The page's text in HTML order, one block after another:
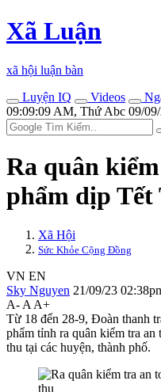
Xã Luận
xã hội luận bàn
Luyện IQ
Videos
09:09:09 AM, Thứ Abc 09/09/
Ra quân
phẩm dịp
Xã Hội
Sức Khỏe Cộng Đồng
VN EN
Sky Nguyen 21/09/23
A- A A+
Từ 18 đến 28-9, Đoàn thanh
phẩm tỉnh ra quân kiểm tra
thu tại các huyện, thành phố.